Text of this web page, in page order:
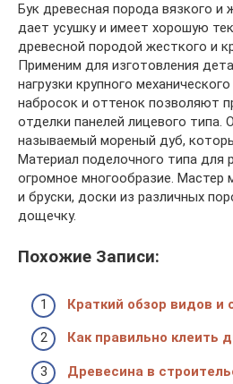
Бук древесная порода вязкого и
дает усушку и имеет хорошую
древесной породой жесткого и
Применим для изготовления
нагрузки крупного
набросок и оттенок позволяют
отделки панелей лицевого типа.
называемый мореный дуб,
Материал поделочного типа для
огромное многообразие. Мастер
и бруски, доски из различных
дощечку.
Похожие Записи:
Краткий обзор видов и
Как правильно клеить
Древесина в